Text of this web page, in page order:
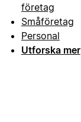
företag
Småföretag
Personal
Utforska mer